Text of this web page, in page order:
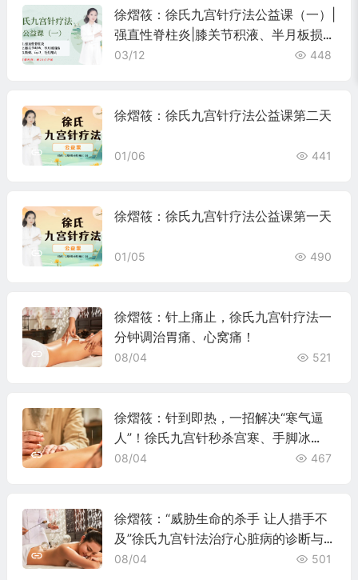
徐熠筱：徐氏九宫针疗法公益课（一）|
强直性脊柱炎|膝关节积液、半月板损
伤|粉刺、闭口、毛孔粗大
03/12 448
徐熠筱：徐氏九宫针疗法公益课第二天
01/06 441
徐熠筱：徐氏九宫针疗法公益课第一天
01/05 490
徐熠筱：针上痛止，徐氏九宫针疗法一
分钟调治胃痛、心窝痛！
08/04 521
徐熠筱：针到即热，一招解决“寒气逼
人”！徐氏九宫针秒杀宫寒、手脚冰
凉！
08/04 467
徐熠筱：“威胁生命的杀手 让人措手不
及”徐氏九宫针法治疗心脏病的诊断与
治疗！
08/04 501